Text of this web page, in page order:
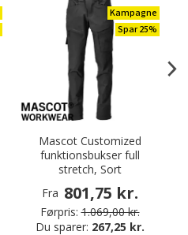
Kampagne
Spar 25%
Mascot Customized
funktionsbukser full
stretch, Sort
Fra 801,75 kr.
Førpris: 1.069,00 kr.
Du sparer: 267,25 kr.